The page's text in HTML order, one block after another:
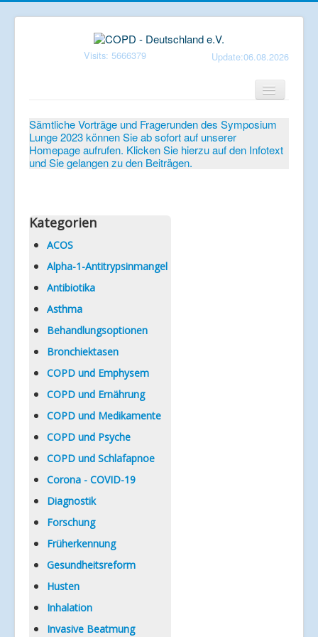
Visits: 5666379 Update:06.08.2026
Verein
Patientenbroschüren
Mediathek
Aktuelles
Veranstaltungen
Informationen
Sämtliche Vorträge und Fragerunden des Symposium
Lunge 2023 können Sie ab sofort auf unserer
Homepage aufrufen. Klicken Sie hierzu auf den Infotext
und Sie gelangen zu den Beiträgen.
Kategorien
ACOS
Alpha-1-Antitrypsinmangel
Antibiotika
Asthma
Behandlungsoptionen
Bronchiektasen
COPD und Emphysem
COPD und Ernährung
COPD und Medikamente
COPD und Psyche
COPD und Schlafapnoe
Corona - COVID-19
Diagnostik
Forschung
Früherkennung
Gesundheitsreform
Husten
Inhalation
Invasive Beatmung